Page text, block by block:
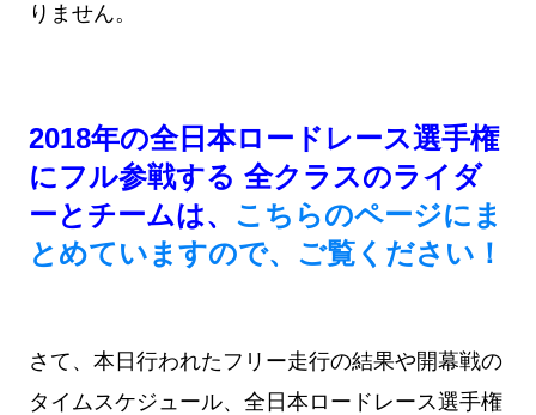
りません。
2018年の全日本ロードレース選手権
にフル参戦する 全クラスのライダ
ーとチームは、 こちらのページにま
とめていますので、ご覧ください！
さて、本日行われたフリー走行の結果や開幕戦の
タイムスケジュール、全日本ロードレース選手権